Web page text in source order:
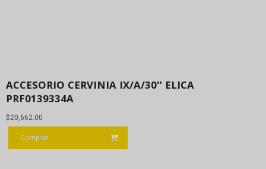
ACCESORIO CERVINIA IX/A/30″ ELICA
PRF0139334A
$20,662.00
Comprar